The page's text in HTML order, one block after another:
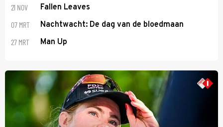
21 NOV Fallen Leaves
07 MRT Nachtwacht: De dag van de bloedmaan
27 MRT Man Up